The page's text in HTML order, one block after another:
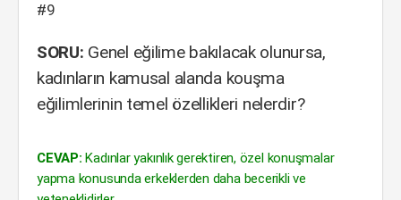
#9
SORU: Genel eğilime bakılacak olunursa,
kadınların kamusal alanda kouşma
eğilimlerinin temel özellikleri nelerdir?
CEVAP: Kadınlar yakınlık gerektiren, özel konuşmalar
yapma konusunda erkeklerden daha becerikli ve